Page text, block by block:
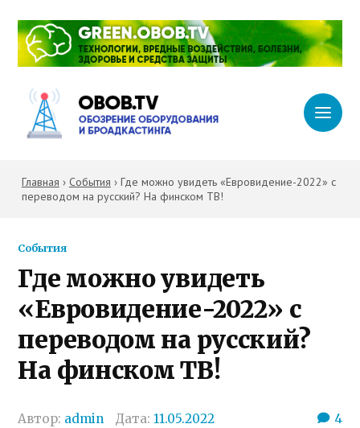
Главная › События › Где можно увидеть «Евровидение-2022» с
переводом на русский? На финском ТВ!
События
Где можно увидеть
«Евровидение-2022» с
переводом на русский?
На финском ТВ!
Автор: admin Дата:11.05.2022 4